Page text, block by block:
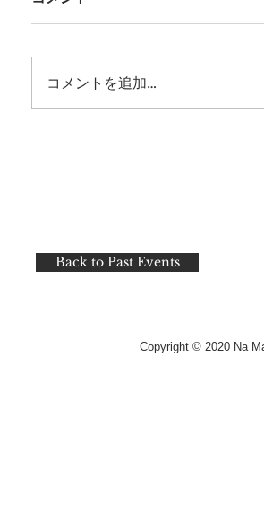
コメントを追加…
Back to Past Events
Copyright © 2020 Na